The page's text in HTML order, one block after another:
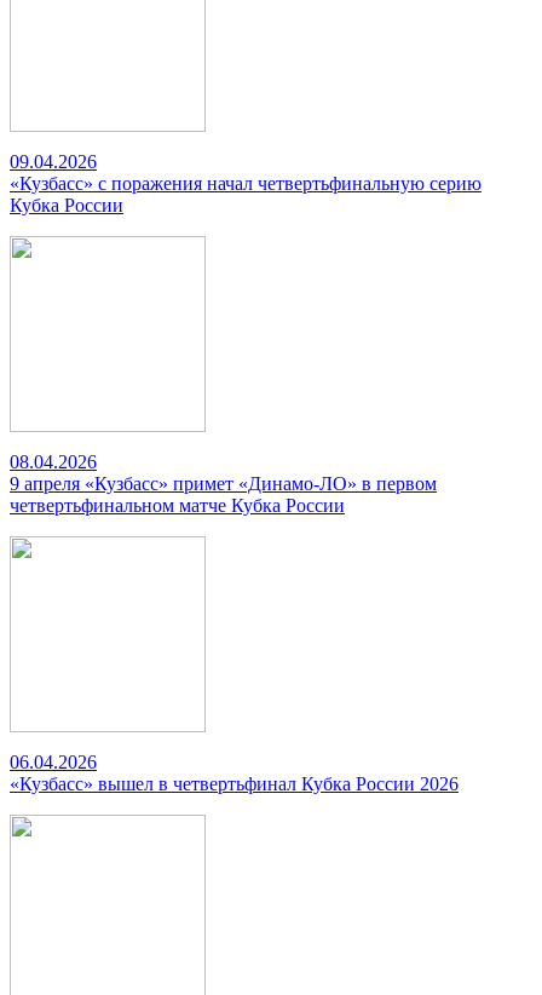
09.04.2026
«Кузбасс» с поражения начал четвертьфинальную серию
Кубка России
08.04.2026
9 апреля «Кузбасс» примет «Динамо-ЛО» в первом
четвертьфинальном матче Кубка России
06.04.2026
«Кузбасс» вышел в четвертьфинал Кубка России 2026